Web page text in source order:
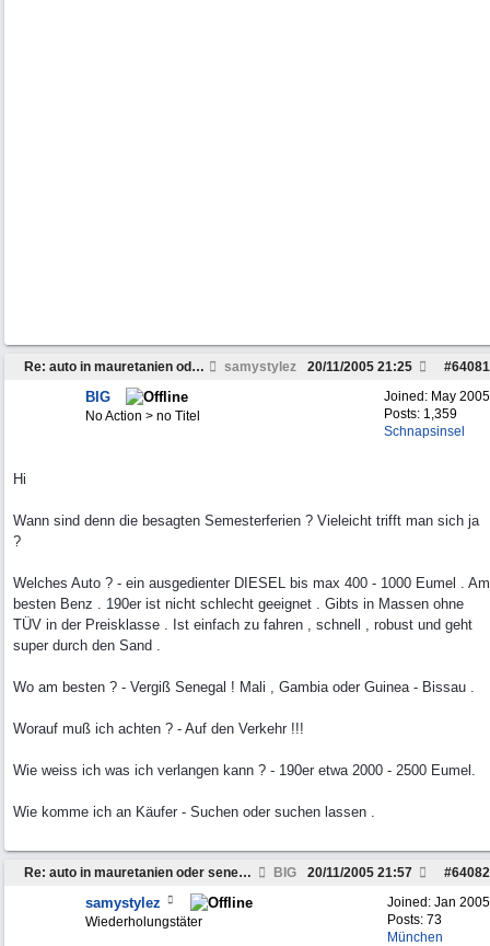
Re: auto in mauretanien oder senegal verkaufen samystylez #64081
20/11/2005 21:25
Joined: May 2005
Posts: 1,359
Schnapsinsel
BIG
No Action > no Titel
Hi
Wann sind denn die besagten Semesterferien ? Vieleicht trifft man sich ja
?
Welches Auto ? - ein ausgedienter DIESEL bis max 400 - 1000 Eumel . Am
besten Benz . 190er ist nicht schlecht geeignet . Gibts in Massen ohne
TÜV in der Preisklasse . Ist einfach zu fahren , schnell , robust und geht
super durch den Sand .
Wo am besten ? - Vergiß Senegal ! Mali , Gambia oder Guinea - Bissau .
Worauf muß ich achten ? - Auf den Verkehr !!!
Wie weiss ich was ich verlangen kann ? - 190er etwa 2000 - 2500 Eumel.
Wie komme ich an Käufer - Suchen oder suchen lassen .
Re: auto in mauretanien oder senegal verkaufen BIG #64082
20/11/2005 21:57
Joined: Jan 2005
Posts: 73
München
samystylez
Wiederholungstäter